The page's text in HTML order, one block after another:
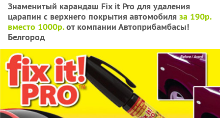
Знаменитый карандаш Fix it Pro для удаления
царапин с верхнего покрытия автомобиля за 190р.
вместо 1000р.от компании Автоприбамбасы!
Белгород